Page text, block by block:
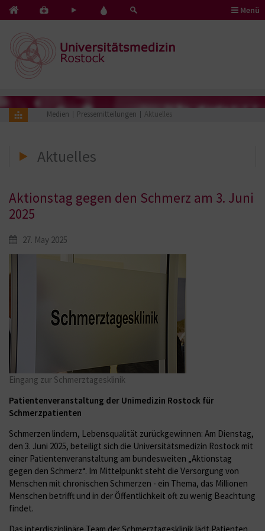
Kontakt
Notfälle
Pflege
Herz
Blut
Menü
Medien Pressemitteilungen Aktuelles
Aktuelles
Aktionstag gegen den Schmerz am 3. Juni
2025
27. May 2025
Eingang zur Schmerztagesklinik
Patientenveranstaltung der Unimedizin Rostock für
Schmerzpatienten
Schmerzen lindern, Lebensqualität zurückgewinnen: Am Dienstag,
den 3. Juni 2025, beteiligt sich die Universitätsmedizin Rostock mit
einer Patientenveranstaltung am bundesweiten „Aktionstag
gegen den Schmerz“. Im Mittelpunkt steht die Versorgung von
Menschen mit chronischen Schmerzen - ein Thema, das Millionen
Menschen betrifft und in der Öffentlichkeit oft zu wenig Beachtung
findet.